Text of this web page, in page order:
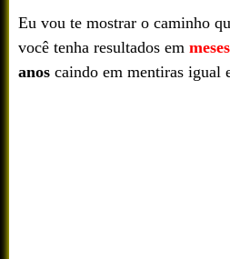
Eu vou te mostrar o caminho
você tenha resultados em meses
anos caindo em mentiras igual